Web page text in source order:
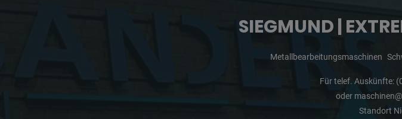
SIEGMUND |
Metallbearbeitungsmaschinen
Für telef. Auskünfte:
oder
Standort